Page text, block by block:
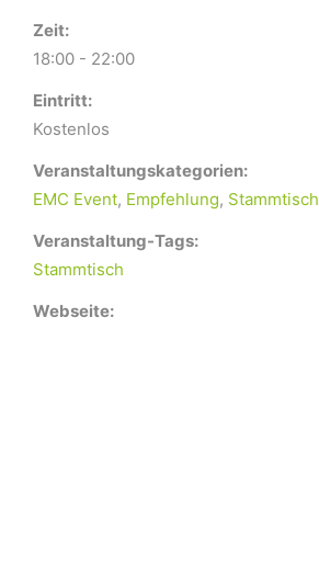
Zeit:
18:00 - 22:00
Eintritt:
Kostenlos
Veranstaltungskategorien:
EMC Event, Empfehlung, Stammtisch
Veranstaltung-Tags:
Stammtisch
Webseite: